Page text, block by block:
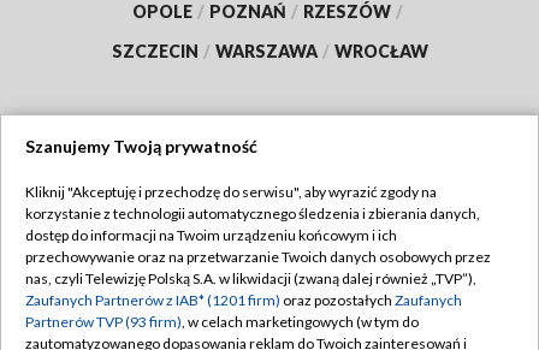
OPOLE / POZNAŃ / RZESZÓW /
SZCZECIN / WARSZAWA / WROCŁAW
TVP
Abonament TVP
Emisja w TVP
Centrum informacji TVP
Regulamin TVP
Polityka prywatności
Moje zgody
Szanujemy Twoją prywatność
Kliknij "Akceptuję i przechodzę do serwisu", aby wyrazić zgody na
korzystanie z technologii automatycznego śledzenia i zbierania danych,
dostęp do informacji na Twoim urządzeniu końcowym i ich
przechowywanie oraz na przetwarzanie Twoich danych osobowych przez
nas, czyli Telewizję Polską S.A. w likwidacji (zwaną dalej również „TVP”),
Zaufanych Partnerów z IAB* (1201 firm) oraz pozostałych Zaufanych
Partnerów TVP (93 firm), w celach marketingowych (w tym do
zautomatyzowanego dopasowania reklam do Twoich zainteresowań i